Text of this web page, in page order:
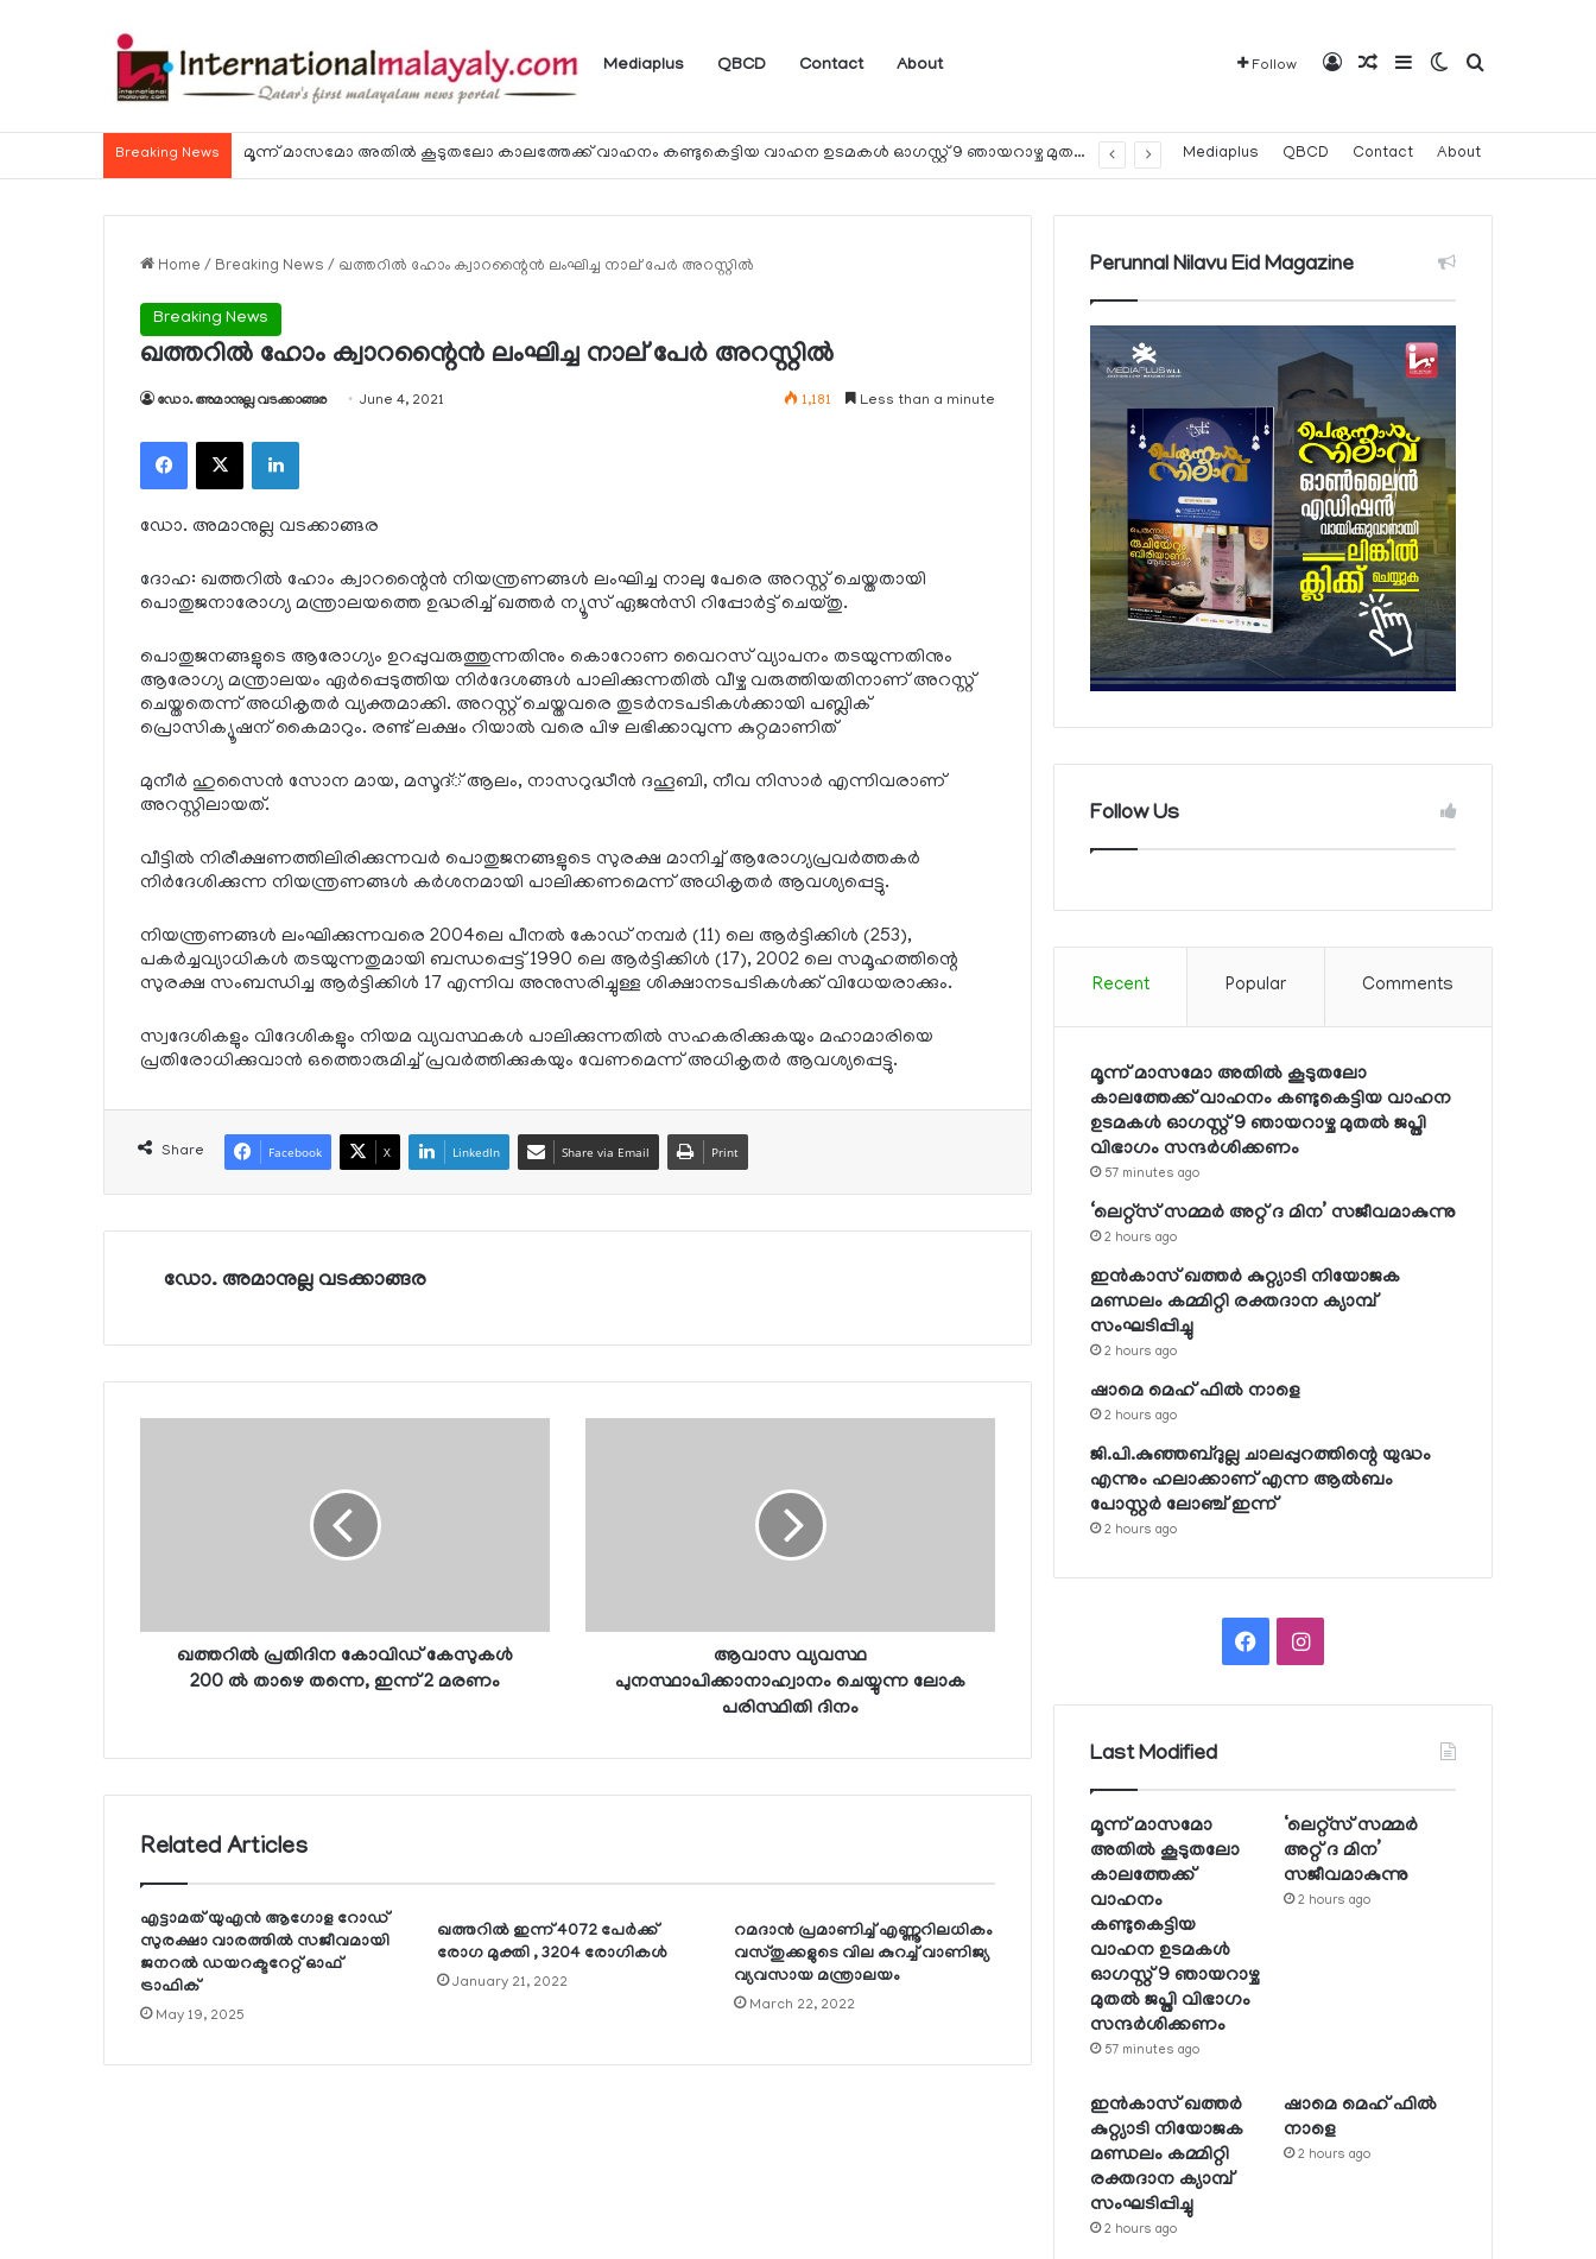
Mediaplus QBCD Contact About Follow Log InRandom Article
SidebarSwitch skin
Search for
Breaking News മൂന്ന് മാസമോ അതില്‍ കൂടുതലോ കാലത്തേക്ക് വാഹനം കണ്ടുകെട്ടിയ വാഹന ഉടമകള്‍ ഓഗസ്റ്റ് 9 ഞായറാഴ്ച മുതല്‍ ജപ്തി വിഭാഗം സന്ദര്‍ശിക്കണം Mediaplus QBCD Contact About
Home / Breaking News / ഖത്തറില്‍ ഹോം ക്വാറന്റൈന്‍ ലംഘിച്ച നാല് പേര്‍ അറസ്റ്റില്‍
Breaking News
ഖത്തറില്‍ ഹോം ക്വാറന്റൈന്‍ ലംഘിച്ച നാല് പേര്‍ അറസ്റ്റില്‍
ഡോ. അമാനുല്ല വടക്കാങ്ങര June 4, 2021 1,181 Less than a minute
Facebook
X LinkedIn
ഡോ. അമാനുല്ല വടക്കാങ്ങര
ദോഹ: ഖത്തറില്‍ ഹോം ക്വാറന്റൈന്‍ നിയന്ത്രണങ്ങള്‍ ലംഘിച്ച നാലു പേരെ അറസ്റ്റ് ചെയ്തതായി
പൊതുജനാരോഗ്യ മന്ത്രാലയത്തെ ഉദ്ധരിച്ച് ഖത്തര്‍ ന്യൂസ് ഏജന്‍സി റിപ്പോര്‍ട്ട് ചെയ്തു.
പൊതുജനങ്ങളുടെ ആരോഗ്യം ഉറപ്പുവരുത്തുന്നതിനും കൊറോണ വൈറസ് വ്യാപനം തടയുന്നതിനും
ആരോഗ്യ മന്ത്രാലയം ഏര്‍പ്പെടുത്തിയ നിര്‍ദേശങ്ങള്‍ പാലിക്കുന്നതില്‍ വീഴ്ച വരുത്തിയതിനാണ് അറസ്റ്റ്
ചെയ്തതെന്ന് അധികൃതര്‍ വ്യക്തമാക്കി. അറസ്റ്റ് ചെയ്തവരെ തുടര്‍നടപടികള്‍ക്കായി പബ്ലിക്
പ്രൊസിക്യൂഷന് കൈമാറും. രണ്ട് ലക്ഷം റിയാല്‍ വരെ പിഴ ലഭിക്കാവുന്ന കുറ്റമാണിത്
മുനീര്‍ ഹുസൈന്‍ സോന മായ, മസൂദ്് ആലം, നാസറുദ്ധീന്‍ ദഹൂബി, നീവ നിസാര്‍ എന്നിവരാണ്
അറസ്റ്റിലായത്.
വീട്ടില്‍ നിരീക്ഷണത്തിലിരിക്കുന്നവര്‍ പൊതുജനങ്ങളുടെ സുരക്ഷ മാനിച്ച് ആരോഗ്യപ്രവര്‍ത്തകര്‍
നിര്‍ദേശിക്കുന്ന നിയന്ത്രണങ്ങള്‍ കര്‍ശനമായി പാലിക്കണമെന്ന് അധികൃതര്‍ ആവശ്യപ്പെട്ടു.
നിയന്ത്രണങ്ങള്‍ ലംഘിക്കുന്നവരെ 2004ലെ പീനല്‍ കോഡ് നമ്പര്‍ (11) ലെ ആര്‍ട്ടിക്കിള്‍ (253),
പകര്‍ച്ചവ്യാധികള്‍ തടയുന്നതുമായി ബന്ധപ്പെട്ട് 1990 ലെ ആര്‍ട്ടിക്കിള്‍ (17), 2002 ലെ സമൂഹത്തിന്റെ
സുരക്ഷ സംബന്ധിച്ച ആര്‍ട്ടിക്കിള്‍ 17 എന്നിവ അനുസരിച്ചുള്ള ശിക്ഷാനടപടികള്‍ക്ക് വിധേയരാക്കും.
സ്വദേശികളും വിദേശികളും നിയമ വ്യവസ്ഥകള്‍ പാലിക്കുന്നതില്‍ സഹകരിക്കുകയും മഹാമാരിയെ
പ്രതിരോധിക്കുവാന്‍ ഒത്തൊരുമിച്ച് പ്രവര്‍ത്തിക്കുകയും വേണമെന്ന് അധികൃതര്‍ ആവശ്യപ്പെട്ടു.
Share Facebook X LinkedIn Share via Email Print
ഡോ. അമാനുല്ല വടക്കാങ്ങര
ഖത്തറില്‍ പ്രതിദിന കോവിഡ് കേസുകള്‍
200 ല്‍ താഴെ തന്നെ, ഇന്ന് 2 മരണം
ആവാസ വ്യവസ്ഥ
പുനസ്ഥാപിക്കാനാഹ്വാനം ചെയ്യുന്ന ലോക
പരിസ്ഥിതി ദിനം
Related Articles
എട്ടാമത് യുഎന്‍ ആഗോള റോഡ്
സുരക്ഷാ വാരത്തില്‍ സജീവമായി
ജനറല്‍ ഡയറക്ടറേറ്റ് ഓഫ്
ട്രാഫിക്
May 19, 2025
ഖത്തറില്‍ ഇന്ന് 4072 പേര്‍ക്ക്
രോഗ മുക്തി , 3204 രോഗികള്‍
January 21, 2022
റമദാന്‍ പ്രമാണിച്ച് എണ്ണൂറിലധികം
വസ്തുക്കളുടെ വില കുറച്ച് വാണിജ്യ
വ്യവസായ മന്ത്രാലയം
March 22, 2022
Perunnal Nilavu Eid Magazine
Follow Us
Recent Popular Comments
മൂന്ന് മാസമോ അതില്‍ കൂടുതലോ
കാലത്തേക്ക് വാഹനം കണ്ടുകെട്ടിയ വാഹന
ഉടമകള്‍ ഓഗസ്റ്റ് 9 ഞായറാഴ്ച മുതല്‍ ജപ്തി
വിഭാഗം സന്ദര്‍ശിക്കണം
57 minutes ago
‘ലെറ്റ്‌സ് സമ്മര്‍ അറ്റ് ദ മിന’ സജീവമാകുന്നു
2 hours ago
ഇന്‍കാസ് ഖത്തര്‍ കുറ്റ്യാടി നിയോജക
മണ്ഡലം കമ്മിറ്റി രക്തദാന ക്യാമ്പ്
സംഘടിപ്പിച്ചു
2 hours ago
ഷാമെ മെഹ് ഫില്‍ നാളെ
2 hours ago
ജി.പി.കുഞ്ഞബ്ദുല്ല ചാലപ്പുറത്തിന്റെ യുദ്ധം
എന്നും ഹലാക്കാണ് എന്ന ആല്‍ബം
പോസ്റ്റര്‍ ലോഞ്ച് ഇന്ന്
2 hours ago
FacebookInstagram
Last Modified
മൂന്ന് മാസമോ
അതില്‍ കൂടുതലോ
കാലത്തേക്ക്
വാഹനം
കണ്ടുകെട്ടിയ
വാഹന ഉടമകള്‍
ഓഗസ്റ്റ് 9 ഞായറാഴ്ച
മുതല്‍ ജപ്തി വിഭാഗം
സന്ദര്‍ശിക്കണം
57 minutes ago
‘ലെറ്റ്‌സ് സമ്മര്‍
അറ്റ് ദ മിന’
സജീവമാകുന്നു
2 hours ago
ഇന്‍കാസ് ഖത്തര്‍
കുറ്റ്യാടി നിയോജക
മണ്ഡലം കമ്മിറ്റി
രക്തദാന ക്യാമ്പ്
സംഘടിപ്പിച്ചു
2 hours ago
ഷാമെ മെഹ് ഫില്‍
നാളെ
2 hours ago